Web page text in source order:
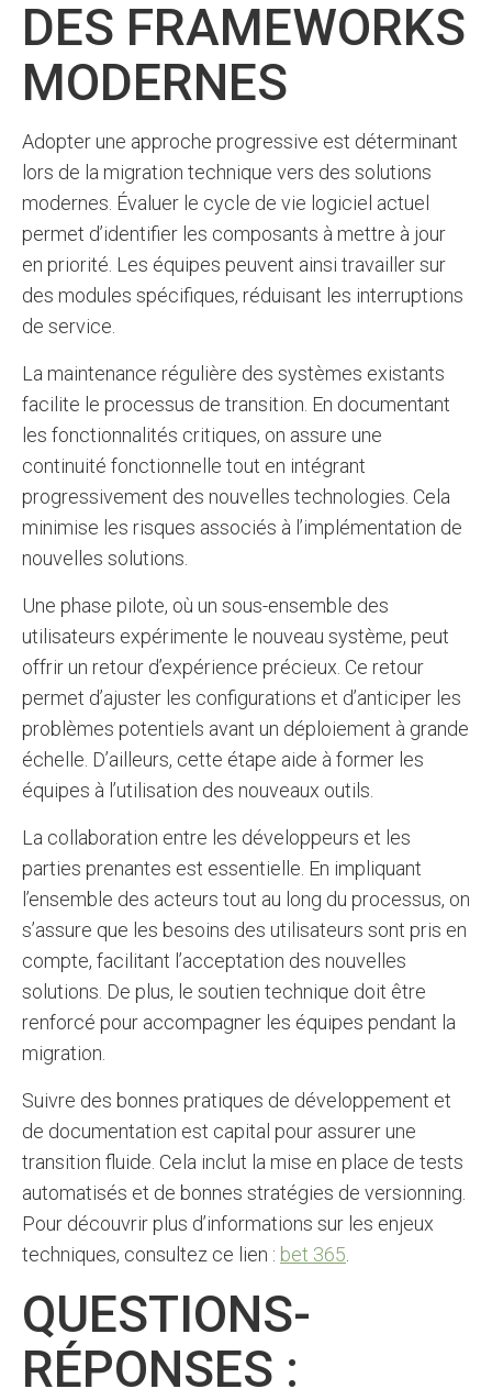
DES FRAMEWORKS
MODERNES
Adopter une approche progressive est déterminant
lors de la migration technique vers des solutions
modernes. Évaluer le cycle de vie logiciel actuel
permet d’identifier les composants à mettre à jour
en priorité. Les équipes peuvent ainsi travailler sur
des modules spécifiques, réduisant les interruptions
de service.
La maintenance régulière des systèmes existants
facilite le processus de transition. En documentant
les fonctionnalités critiques, on assure une
continuité fonctionnelle tout en intégrant
progressivement des nouvelles technologies. Cela
minimise les risques associés à l’implémentation de
nouvelles solutions.
Une phase pilote, où un sous-ensemble des
utilisateurs expérimente le nouveau système, peut
offrir un retour d’expérience précieux. Ce retour
permet d’ajuster les configurations et d’anticiper les
problèmes potentiels avant un déploiement à grande
échelle. D’ailleurs, cette étape aide à former les
équipes à l’utilisation des nouveaux outils.
La collaboration entre les développeurs et les
parties prenantes est essentielle. En impliquant
l’ensemble des acteurs tout au long du processus, on
s’assure que les besoins des utilisateurs sont pris en
compte, facilitant l’acceptation des nouvelles
solutions. De plus, le soutien technique doit être
renforcé pour accompagner les équipes pendant la
migration.
Suivre des bonnes pratiques de développement et
de documentation est capital pour assurer une
transition fluide. Cela inclut la mise en place de tests
automatisés et de bonnes stratégies de versionning.
Pour découvrir plus d’informations sur les enjeux
techniques, consultez ce lien : bet 365
QUESTIONS-
RÉPONSES :